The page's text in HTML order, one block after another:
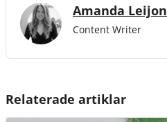
Amanda Leijon
Content Writer
Relaterade artiklar